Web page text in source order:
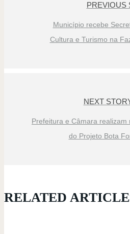
PREVIOUS
Município recebe
Cultura e Turismo na
NEXT
Prefeitura e Câmara realizam
do Projeto Bota
RELATED